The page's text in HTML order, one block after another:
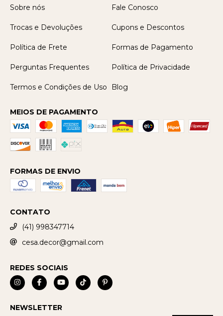
Sobre nós
Fale Conosco
Trocas e Devoluções Cupons e Descontos
Política de Frete Formas de Pagamento
Perguntas Frequentes Política de Privacidade
Termos e Condições de Uso Blog
MEIOS DE PAGAMENTO
FORMAS DE ENVIO
CONTATO
(41) 998347714
cesa.decor@gmail.com
REDES SOCIAIS
NEWSLETTER